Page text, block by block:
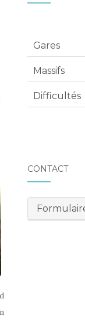
Gares
Massifs
Difficultés
CONTACT